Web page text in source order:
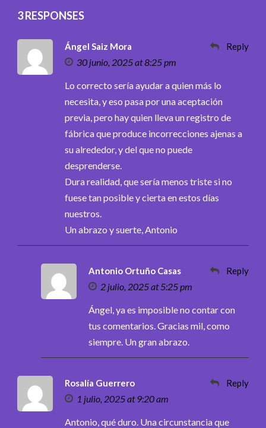
3 RESPONSES
Ángel Saiz Mora
30 junio, 2025 at 8:25 pm
Reply
Lo correcto sería ayudar a quien más lo
necesita, y eso pasa por una aceptación
previa, pero hay quien lleva un registro de
fábrica que produce incorrecciones ajenas a
su alrededor, y del que no puede
desprenderse.
Dura realidad, que sería menos triste si no
fuese tan posible y cierta en estos días
nuestros.
Un abrazo y suerte, Antonio
Antonio Ortuño Casas
2 julio, 2025 at 5:25 pm
Reply
Ángel, ya es imposible no contar con
tus comentarios. Gracias mil, como
siempre. Un gran abrazo.
Rosalía Guerrero
1 julio, 2025 at 9:20 am
Reply
Antonio, qué duro. Una circunstancia que